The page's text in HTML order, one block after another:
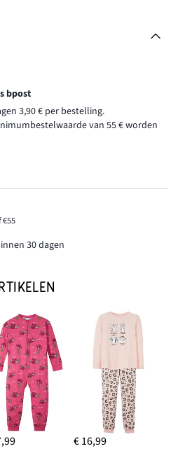
bpost
3,90 € per bestelling.
van 55 € worden
€55
30 dagen
€ 16,99